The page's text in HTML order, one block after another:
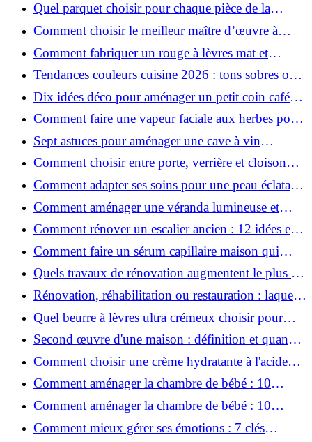
Quel parquet choisir pour chaque pièce de la
maison ?
Comment choisir le meilleur maître d’œuvre à
Grenoble en 2026 ?
Comment fabriquer un rouge à lèvres mat et
hydratant fait maison ?
Tendances couleurs cuisine 2026 : tons sobres ou
colorés, que choisir ?
Dix idées déco pour aménager un petit coin café
chez soi
Comment faire une vapeur faciale aux herbes pour
une peau plus saine et rajeunie ?
Sept astuces pour aménager une cave à vin
naturelle chez soi
Comment choisir entre porte, verrière et cloison
coulissante pour séparer vos pièces ?
Comment adapter ses soins pour une peau éclatante
en hiver ?
Comment aménager une véranda lumineuse et
conviviale : 12 idées déco
Comment rénover un escalier ancien : 12 idées et
astuces faciles pas à pas
Comment faire un sérum capillaire maison qui
stimule réellement la pousse des cheveux ?
Quels travaux de rénovation augmentent le plus la
valeur d'une maison pour la revente ?
Rénovation, réhabilitation ou restauration : laquelle
convient le mieux à mon logement ?
Quel beurre à lèvres ultra crémeux choisir pour
lèvres sèches et gercées?
Second œuvre d'une maison : définition et quand
le réaliser
Comment choisir une crème hydratante à l'acide
hyaluronique et niacinamide ?
Comment aménager la chambre de bébé : 10
conseils sécurité, déco et rangement
Comment aménager la chambre de bébé : 10
conseils sécurité, déco et rangement
Comment mieux gérer ses émotions : 7 clés